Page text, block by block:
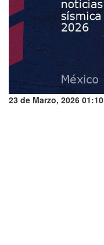
23 de Marzo, 2026 01:10